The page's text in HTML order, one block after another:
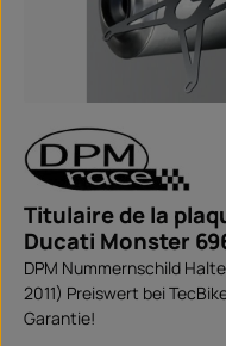
Titulaire de la
Ducati Monster
DPM Nummernschild
2011) Preiswert bei
Garantie!